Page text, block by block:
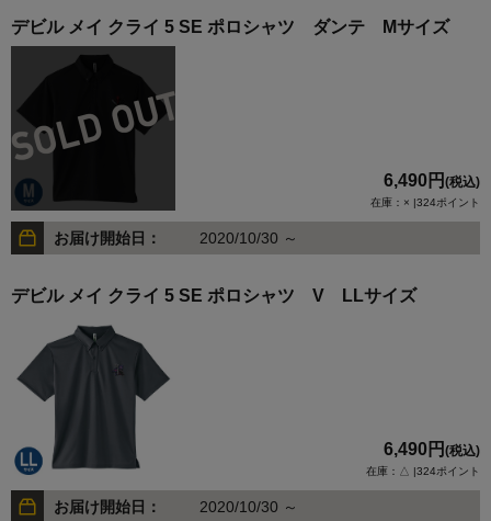
デビル メイ クライ 5 SE ポロシャツ ダンテ Mサイズ
6,490円 (税込)
在庫：× |324ポイント
お届け開始日： 2020/10/30 ～
デビル メイ クライ 5 SE ポロシャツ V LLサイズ
6,490円 (税込)
在庫：△ |324ポイント
お届け開始日： 2020/10/30 ～